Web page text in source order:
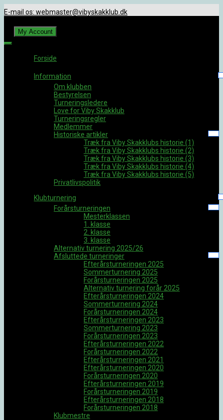
Spring
til
E-mail os: webmaster@vibyskakklub.dk
Viby Skakklub
Velkommen til Viby Skakklubs hjemmeside. Viby Skakklub er en af
Århus' og Danmarks største skakklubber med spillere i alle styrkelag.
My Account
Forside
Information
Om klubben
Bestyrelsen
Turneringsledere
Love for Viby Skakklub
Turneringsregler
Medlemmer
Historiske artikler
Træk fra Viby Skakklubs historie (1)
Træk fra Viby Skakklubs historie (2)
Træk fra Viby Skakklubs historie (3)
Træk fra Viby Skakklubs historie (4)
Træk fra Viby Skakklubs historie (5)
Privatlivspolitik
Klubturnering
Forårsturneringen
Mesterklassen
1. klasse
2. klasse
3. klasse
Alternativ turnering 2025/26
Afsluttede turneringer
Efterårsturneringen 2025
Sommerturnering 2025
Forårsturneringen 2025
Alternativ turnering forår 2025
Efterårsturneringen 2024
Sommerturnering 2024
Forårsturneringen 2024
Efterårsturneringen 2023
Sommerturnering 2023
Forårsturneringen 2023
Efterårsturneringen 2022
Forårsturneringen 2022
Efterårsturneringen 2021
Efterårsturneringen 2020
Forårsturneringen 2020
Efterårsturneringen 2019
Forårsturneringen 2019
Efterårsturneringen 2018
Forårsturneringen 2018
Klubmestre